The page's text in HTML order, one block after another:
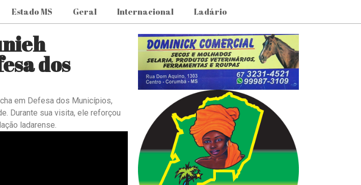
Estado MS Geral Internacional Ladário
dos
em Defesa dos Municípios,
Durante sua visita, ele reforçou
ladarense.